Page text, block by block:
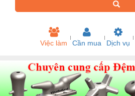
Việc làm Cần mua Dịch vụ